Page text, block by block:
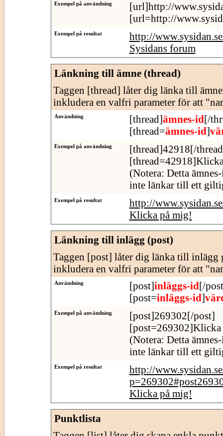
Exempel på användning
[url]http://
[url=http://
Exempel på resultat
http://
Sysidans forum
Länkning till ämne (thread)
Taggen [thread] låter dig länka till
inkludera en valfri parameter för att
Användning [thread]ämnes-id[/
[thread=ämnes-id]
Exempel på användning
[thread]42918[/
(Notera: Detta
inte länkar till ett
Exempel på resultat
http://
Klicka på mig!
Länkning till inlägg (post)
Taggen [post] låter dig länka till inlägg
inkludera en valfri parameter för att
Användning [post]inläggs-id[/
[post=inläggs-id]
Exempel på användning
[post]269302[/post]
(Notera: Detta
inte länkar till ett
Exempel på resultat
http://
Klicka på mig!
Punktlista